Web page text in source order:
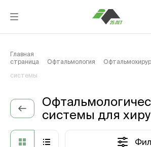
Главная
страница
Офтальмология
системы
системы для